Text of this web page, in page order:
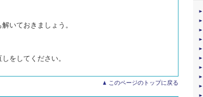
いておきましょう。
をしてください。
このページのトップに戻る